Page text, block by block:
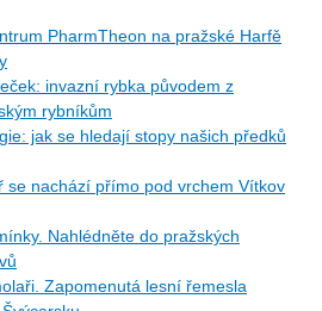
PharmTheon na pražské Harfě
invazní rybka původem z
rybníkům
jak se hledají stopy našich předků
se nachází přímo pod vrchem Vítkov
Nahlédněte do pražských
Zapomenutá lesní řemesla